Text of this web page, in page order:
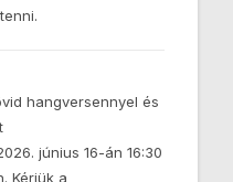
hangversennyel és
június 16-án 16:30
Kérjük a